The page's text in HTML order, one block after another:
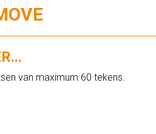
van maximum 60 tekens.